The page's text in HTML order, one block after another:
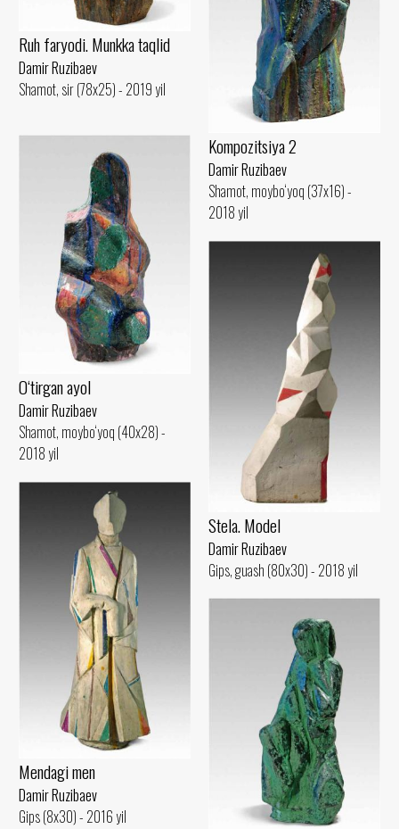
Ruh faryodi. Munkka taqlid
Damir Ruzibaev
Shamot, sir (78x25) - 2019 yil
Kompozitsiya 2
Damir Ruzibaev
Shamot, moybo‘yoq (37x16) -
2018 yil
O‘tirgan ayol
Damir Ruzibaev
Shamot, moybo‘yoq (40x28) -
2018 yil
Stela. Model
Damir Ruzibaev
Gips, guash (80x30) - 2018 yil
Mendagi men
Damir Ruzibaev
Gips (8x30) - 2016 yil